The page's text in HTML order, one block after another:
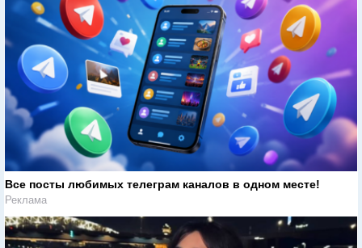
Все посты любимых телеграм каналов в одном месте!
Реклама